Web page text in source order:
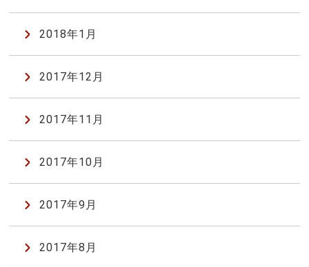
2018年1月
2017年12月
2017年11月
2017年10月
2017年9月
2017年8月